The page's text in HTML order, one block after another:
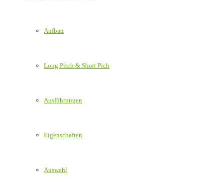
Aufbau
Long Pitch & Short Pich
Ausführungen
Eigenschaften
Auswahl